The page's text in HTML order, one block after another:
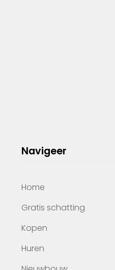
Navigeer
Home
Gratis schatting
Kopen
Huren